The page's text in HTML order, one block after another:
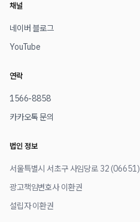
채널
네이버 블로그
YouTube
연락
1566-8858
카카오톡 문의
법인 정보
서울특별시 서초구 사임당로 32 (06651)
광고책임변호사 이환권
설립자 이환권